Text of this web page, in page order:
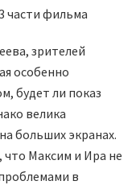
зрителей
особенно
будет ли показ
велика
больших экранах.
Максим и Ира не
в